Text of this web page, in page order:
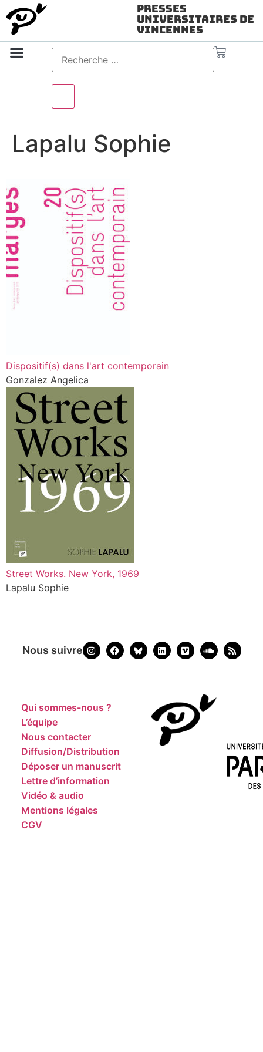
Presses
Universitaires de
Vincennes
Lapalu Sophie
Dispositif(s) dans l'art contemporain
Gonzalez Angelica
Street Works. New York, 1969
Lapalu Sophie
Nous suivre
Qui sommes-nous ?
L’équipe
Nous contacter
Diffusion/Distribution
Déposer un manuscrit
Lettre d’information
Vidéo & audio
Mentions légales
CGV